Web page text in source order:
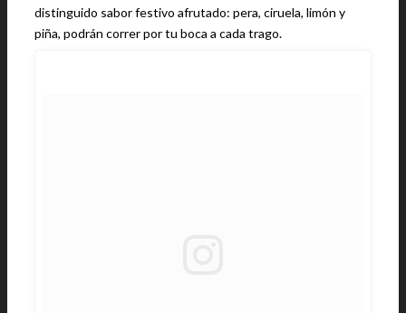
distinguido sabor festivo afrutado: pera, ciruela, limón y
piña, podrán correr por tu boca a cada trago.